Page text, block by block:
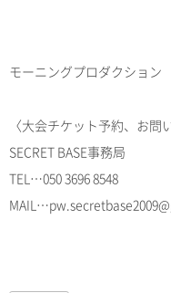
モーニングプロダクション
〈大会チケット予約、お問
SECRET BASE事務局
TEL…050 3696 8548